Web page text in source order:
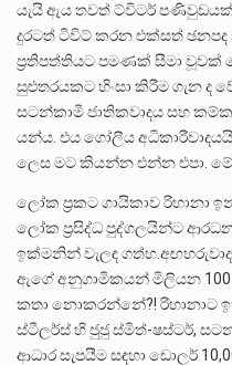
යැයි ඇය තවත් ට්විටර්
දුරටත් ටිවිට් කරන එක්සත් ඡනපද
ප්‍රතිපත්තියට පමණක් සීමා
සුළුතරයකට හිංසා කිරීම ගැන ද
සටන්කාමී ජාතිකවාදය සහ
යන්ය. එය ගෝලීය
ලෙස මට කියන්න එන්න එපා. මේ
ලෝක ප්‍රකට ගායිකාව රිහානා
ලෝක ප්‍රසිද්ධ පුද්ගලයින්ට
ඉක්මනින් වැලඳ
ඇගේ අනුගාමිකයන් මිලියන
කතා නොකරන්නේ?! රිහානාට
ස්ටීලර්ස් හි ජුජු ස්මිත්-ෂස්ටර්,
ආධාර සැපයීම සඳහා ඩොලර්